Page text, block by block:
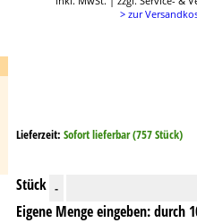
> zur
Lieferzeit: Sofort lieferbar (757 Stück)
Stück -
Eigene Menge eingeben: durch